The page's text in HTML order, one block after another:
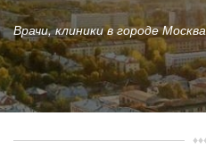
Врачи, клиники в городе